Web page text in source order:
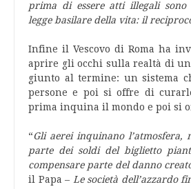
prima di essere atti illegali
legge basilare della vita: il
Infine il Vescovo di Roma ha
aprire gli occhi sulla realtà di
giunto al termine: un sistema
persone e poi si offre di
prima inquina il mondo e poi si
“Gli aerei inquinano l’atmosfera,
parte dei soldi del biglietto
compensare parte del danno
il Papa – Le società dell’azzardo